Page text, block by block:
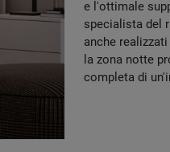
e l'ottimale
specialista del
anche
la zona notte
completa di